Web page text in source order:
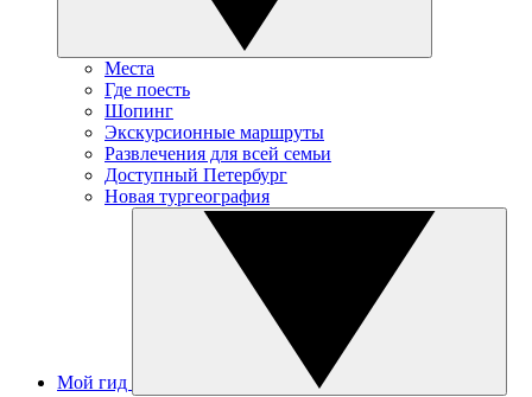
Места
Где поесть
Шопинг
Экскурсионные маршруты
Развлечения для всей семьи
Доступный Петербург
Новая тургеография
Мой гид